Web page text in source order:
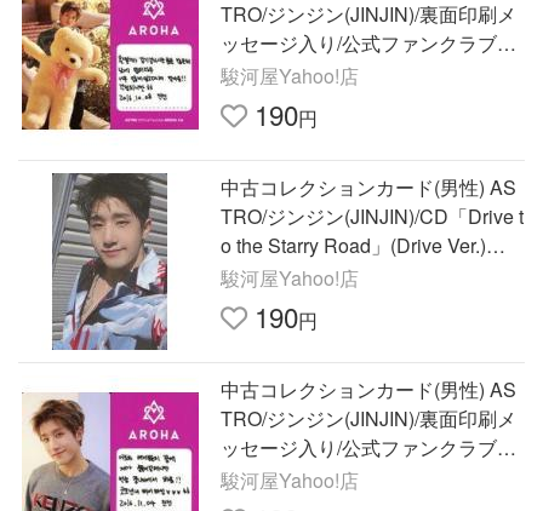
TRO/ジンジン(JINJIN)/裏面印刷メ
ッセージ入り/公式ファンクラブ
「AROHA」1期入会特典キット フ
ォトカー
駿河屋Yahoo!店
190円
中古コレクションカード(男性) AS
TRO/ジンジン(JINJIN)/CD「Drive t
o the Starry Road」(Drive Ver.)封
入特典フ
駿河屋Yahoo!店
190円
中古コレクションカード(男性) AS
TRO/ジンジン(JINJIN)/裏面印刷メ
ッセージ入り/公式ファンクラブ
「AROHA」1期入会特典キット フ
駿河屋Yahoo!店